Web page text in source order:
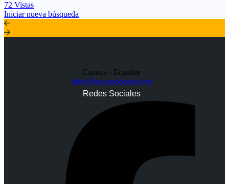
72 Vistas
Iniciar nueva búsqueda
Cuenca - Ecuador
info@buscandoando.vip
Redes Sociales